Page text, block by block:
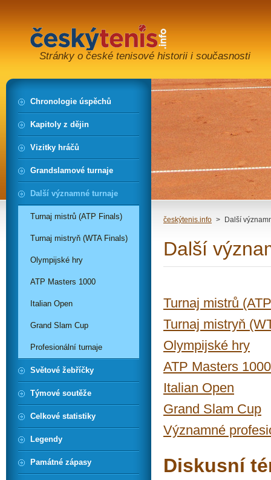
Stránky o české tenisové historii i současnosti
českýtenis.info > Další
Další
Turnaj mistrů
Turnaj mistryň
Olympijské hry
ATP Masters 1000
Italian Open
Grand Slam Cup
Významné
Diskusní
Chronologie úspěchů
Kapitoly z dějin
Vizitky hráčů
Grandslamové turnaje
Další významné turnaje
Turnaj mistrů (ATP Finals)
Turnaj mistryň (WTA Finals)
Olympijské hry
ATP Masters 1000
Italian Open
Grand Slam Cup
Profesionální turnaje
Světové žebříčky
Týmové soutěže
Celkové statistiky
Legendy
Památné zápasy